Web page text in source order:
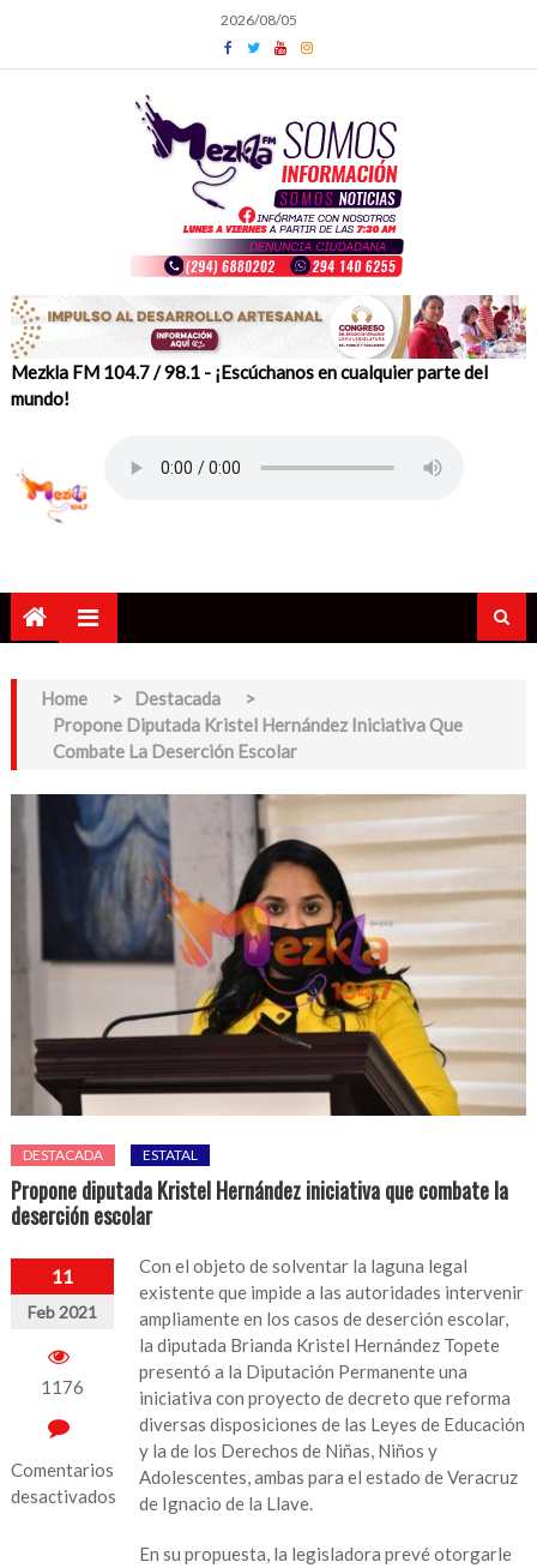
content
2026/08/05
Mezkla FM 104.7 / 98.1 - ¡Escúchanos en cualquier parte del
mundo!
Home > Destacada
>
Propone Diputada Kristel Hernández Iniciativa Que
Combate La Deserción Escolar
DESTACADA ESTATAL
Propone diputada Kristel Hernández iniciativa que combate la
deserción escolar
11
Feb 2021
1176
Comentarios
desactivados
Con el objeto de solventar la laguna legal
existente que impide a las autoridades intervenir
ampliamente en los casos de deserción escolar,
la diputada Brianda Kristel Hernández Topete
presentó a la Diputación Permanente una
iniciativa con proyecto de decreto que reforma
diversas disposiciones de las Leyes de Educación
y la de los Derechos de Niñas, Niños y
Adolescentes, ambas para el estado de Veracruz
de Ignacio de la Llave.
En su propuesta, la legisladora prevé otorgarle